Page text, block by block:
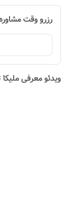
رزرو وقت
ویدئو معرفی ملیکا